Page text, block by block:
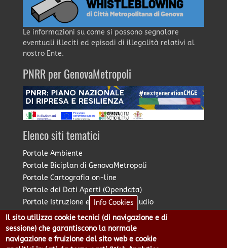
Le informazioni su come si possono segnalare
eventuali illeciti ed episodi di illegalità relativi al
nostro Ente.
PNRR per GenovaMetropoli
Elenco siti tematici
Portale Ambiente
Portale Biciplan di GenovaMetropoli
Portale Cartografia on-line
Portale dei Dati Aperti (Opendata)
Portale Istruzione e Diritto allo Studio
Portale Marketing Territoriale
Portale Piano Strategico Metropolitano
Portale PUMS di GenovaMetropoli
Info Cookies
Il sito utilizza cookie tecnici (di navigazione e di
sessione) che garantiscono la normale
navigazione e fruizione del sito web e cookie